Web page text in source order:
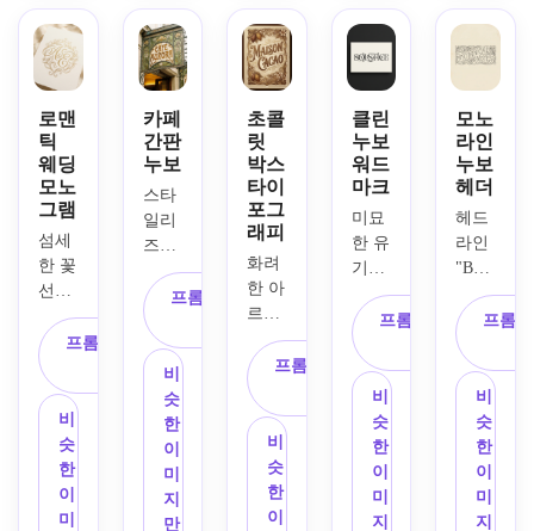
"LUMIERE"라
는 텍
스트
를 특
징으
로 하
는 장
식용
아르
누보
타이
포그
포스
터.
차분
한 크
세이
지 그
린,
트,
아치
형 프
앤틱
종이
질감,
장식
용 테
두리,
극적
인 빈
티지
포스
터 레
이아
웃을
추가
하세
세련
형 프
레임,
꽃 장
에메
랄드
및 크
림 색
상,
한 식
물 스
크롤
워크,
선명
한 포
장 구
성을
사용
하세
보리
배경
에 식
굴,
곡선
라인
워크,
대칭
프레
임,
섬세
한 장
식용
디테
일로
워드
마크
를 둘
러싸
세요.
드세
요.
천상
의 상
징,
달과
별 모
티브,
꽃 모
서리,
앤틱
골드
잉크,
깊은
미드
나잇
블루
악센
트,
중심
이 있
로맨
틱
웨딩
모노
그램
섬세
한 꽃
선과
우아
한 곡
선이
얽힌
이니
"A &
E"를
사용
프롬프트 복
비
슷
한
이
미
카페
간판
누보
스타
일리
즈된
맞춤
형 문
자로
"café
AURORA"라
는 이
름이
적힌
아르
누보
카페
프롬프트 복
비
슷
한
이
미
지
만
초콜
릿
박스
타이
포그
래피
화려
한 아
르누
보 타
이포
그래
피로
"MAISON
CACAO"라
고 적
프롬프트 복
비
슷
한
이
클린
누보
워드
마크
미묘
한 유
기적
곡선
과 절
제된
꽃 기
하학
으로
"SOLSTICE"라
는 이
름에
대한
프롬프트 복
비
슷
한
이
미
지
모노
라인
누보
헤더
헤드
라인
NOTES"를
흐르
는 곡
선,
단순
화된
식물
장식
품,
프롬
비
슷
한
이
미
지